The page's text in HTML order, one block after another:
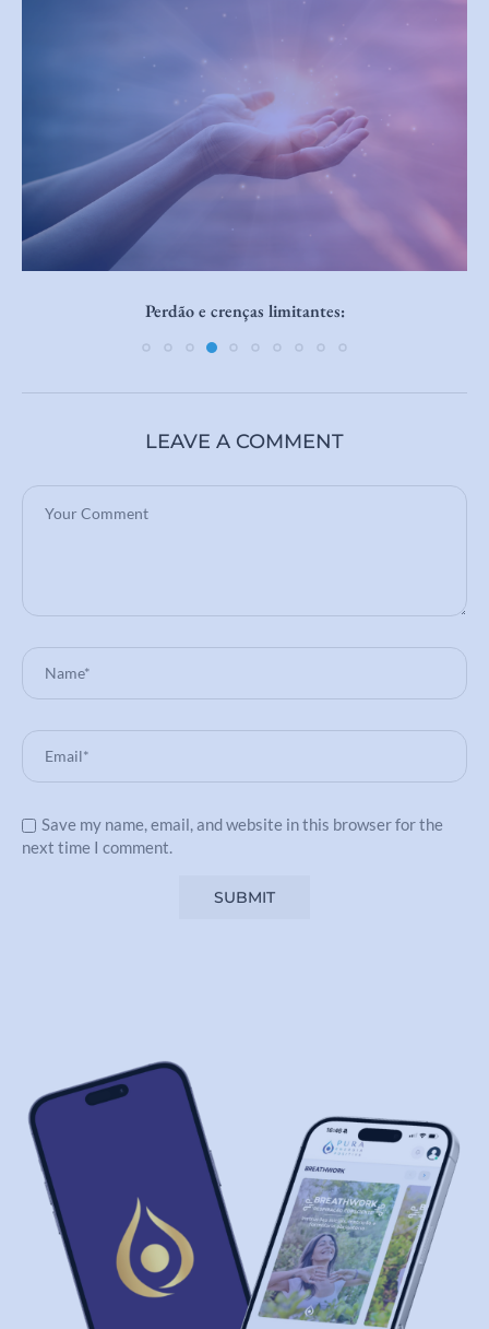
Como atrair um relacionamento saudável em 2026
LEAVE A COMMENT
Save my name, email, and website in this browser for the
next time I comment.